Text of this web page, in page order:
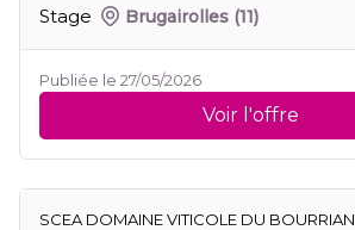
Stage Brugairolles (11)
Publiée le 27/05/2026
Voir l'offre
SCEA DOMAINE VITICOLE DU BOURRIAN